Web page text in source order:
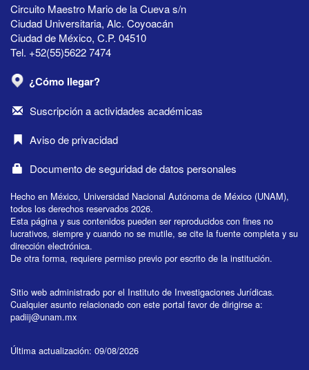
Circuito Maestro Mario de la Cueva s/n
Ciudad Universitaria, Alc. Coyoacán
Ciudad de México, C.P. 04510
Tel. +52(55)5622 7474
¿Cómo llegar?
Suscripción a actividades académicas
Aviso de privacidad
Documento de seguridad de datos personales
Hecho en México, Universidad Nacional Autónoma de México (UNAM),
todos los derechos reservados 2026.
Esta página y sus contenidos pueden ser reproducidos con fines no
lucrativos, siempre y cuando no se mutile, se cite la fuente completa y su
dirección electrónica.
De otra forma, requiere permiso previo por escrito de la institución.
Sitio web administrado por el Instituto de Investigaciones Jurídicas.
Cualquier asunto relacionado con este portal favor de dirigirse a:
padiij@unam.mx
Última actualización: 09/08/2026